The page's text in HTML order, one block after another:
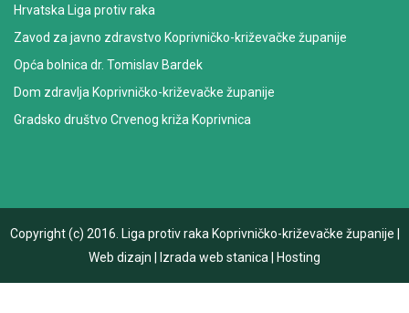
Hrvatska Liga protiv raka
Zavod za javno zdravstvo Koprivničko-križevačke županije
Opća bolnica dr. Tomislav Bardek
Dom zdravlja Koprivničko-križevačke županije
Gradsko društvo Crvenog križa Koprivnica
Copyright (c) 2016. Liga protiv raka Koprivničko-križevačke županije
Web dizajn
Izrada web stanica Hosting